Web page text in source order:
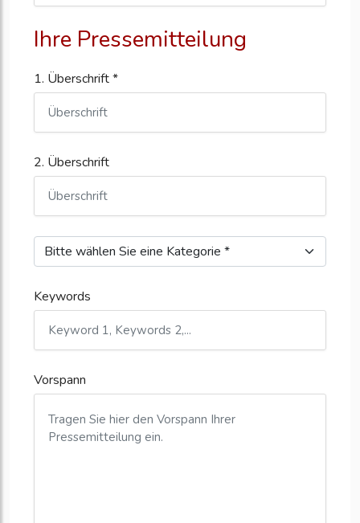
Ihre Pressemitteilung
1. Überschrift *
2. Überschrift
Keywords
Vorspann